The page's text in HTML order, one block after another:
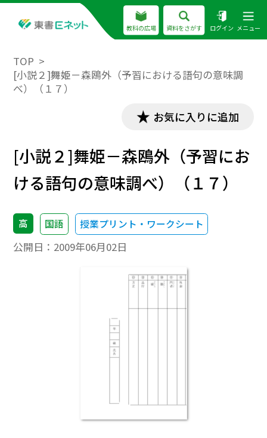
教科の広場 資料をさがす ログイン メニュー
TOP
[小説２]舞姫－森鴎外（予習における語句の意味調
べ）（１７）
お気に入りに追加
[小説２]舞姫－森鴎外（予習にお
ける語句の意味調べ）（１７）
高 国語 授業プリント・ワークシート
公開日： 2009年06月02日